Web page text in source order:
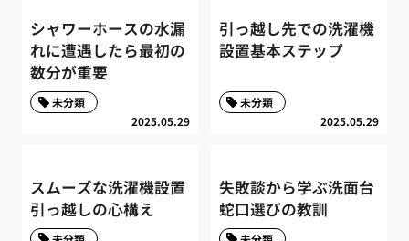
シャワーホースの水漏
れに遭遇したら最初の
数分が重要
2025.05.29
未分類
引っ越し先での洗濯機
設置基本ステップ
2025.05.29
未分類
スムーズな洗濯機設置
引っ越しの心構え
失敗談から学ぶ洗面台
蛇口選びの教訓